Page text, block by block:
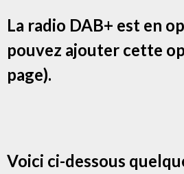
La radio DAB+ est en
pouvez ajouter cette
page).
Voici ci-dessous